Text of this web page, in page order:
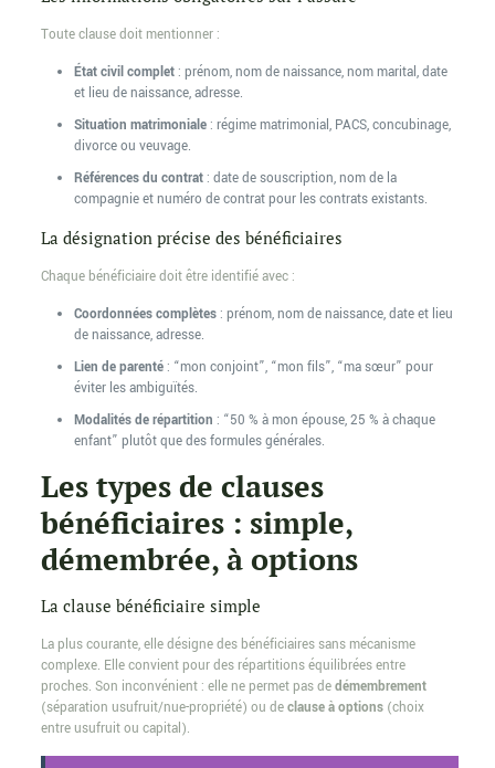
Toute clause doit mentionner :
État civil complet: prénom, nom de naissance, nom marital, date
et lieu de naissance, adresse.
Situation matrimoniale: régime matrimonial, PACS, concubinage,
divorce ou veuvage.
Références du contrat: date de souscription, nom de la
compagnie et numéro de contrat pour les contrats existants.
La désignation précise des bénéficiaires
Chaque bénéficiaire doit être identifié avec :
Coordonnées complètes: prénom, nom de naissance, date et lieu
de naissance, adresse.
Lien de parenté: “mon conjoint”, “mon fils”, “ma sœur” pour
éviter les ambiguïtés.
Modalités de répartition : “50 % à mon épouse, 25 % à chaque
enfant” plutôt que des formules générales.
Les types de clauses
bénéficiaires : simple,
démembrée, à options
La clause bénéficiaire simple
La plus courante, elle désigne des bénéficiaires sans mécanisme
complexe. Elle convient pour des répartitions équilibrées entre
proches. Son inconvénient : elle ne permet pas dedémembrement
(séparation usufruit/nue-propriété) ou declause à options(choix
entre usufruit ou capital).